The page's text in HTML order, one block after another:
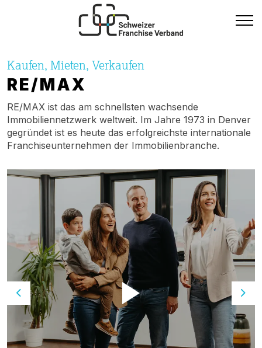
Kaufen, Mieten, Verkaufen
RE/MAX
RE/MAX ist das am schnellsten wachsende
Immobiliennetzwerk weltweit. Im Jahre 1973 in Denver
gegründet ist es heute das erfolgreichste internationale
Franchiseunternehmen der Immobilienbranche.
Previous